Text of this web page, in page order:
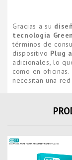
Gracias a su
tecnología
términos de
dispositivo Plug
adicionales, lo
como en
necesitan una